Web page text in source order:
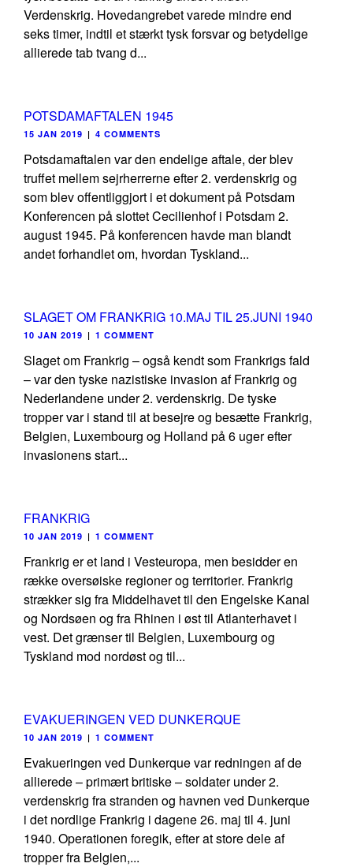
Verdenskrig. Hovedangrebet varede mindre end
seks timer, indtil et stærkt tysk forsvar og betydelige
allierede tab tvang d...
POTSDAMAFTALEN 1945
15 JAN 2019 | 4 COMMENTS
Potsdamaftalen var den endelige aftale, der blev
truffet mellem sejrherrerne efter 2. verdenskrig og
som blev offentliggjort i et dokument på Potsdam
Konferencen på slottet Cecilienhof i Potsdam 2.
august 1945. På konferencen havde man blandt
andet forhandlet om, hvordan Tyskland...
SLAGET OM FRANKRIG 10.MAJ TIL 25.JUNI 1940
10 JAN 2019 | 1 COMMENT
Slaget om Frankrig – også kendt som Frankrigs fald
– var den tyske nazistiske invasion af Frankrig og
Nederlandene under 2. verdenskrig. De tyske
tropper var i stand til at besejre og besætte Frankrig,
Belgien, Luxembourg og Holland på 6 uger efter
invasionens start...
FRANKRIG
10 JAN 2019 | 1 COMMENT
Frankrig er et land i Vesteuropa, men besidder en
række oversøiske regioner og territorier. Frankrig
strækker sig fra Middelhavet til den Engelske Kanal
og Nordsøen og fra Rhinen i øst til Atlanterhavet i
vest. Det grænser til Belgien, Luxembourg og
Tyskland mod nordøst og til...
EVAKUERINGEN VED DUNKERQUE
10 JAN 2019 | 1 COMMENT
Evakueringen ved Dunkerque var redningen af de
allierede – primært britiske – soldater under 2.
verdenskrig fra stranden og havnen ved Dunkerque
i det nordlige Frankrig i dagene 26. maj til 4. juni
1940. Operationen foregik, efter at store dele af
tropper fra Belgien,...